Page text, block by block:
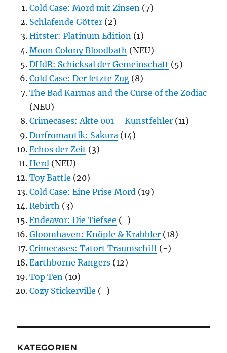
Cold Case: Mord mit Zinsen (7)
Schlafende Götter (2)
Hitster: Platinum Edition (1)
Moon Colony Bloodbath (NEU)
DHdR: Schicksal der Gemeinschaft (5)
Cold Case: Der letzte Zug (8)
The Bad Karmas and the Curse of the Zodiac
(NEU)
Crimecases: Akte 001 – Kunstfehler (11)
Dorfromantik: Sakura (14)
Echos der Zeit (3)
Herd (NEU)
Toy Battle (20)
Cold Case: Eine Prise Mord (19)
Rebirth (3)
Endeavor: Die Tiefsee (-)
Gloomhaven: Knöpfe & Krabbler (18)
Crimecases: Tatort Traumschiff (-)
Earthborne Rangers (12)
Top Ten (10)
Cozy Stickerville (-)
KATEGORIEN